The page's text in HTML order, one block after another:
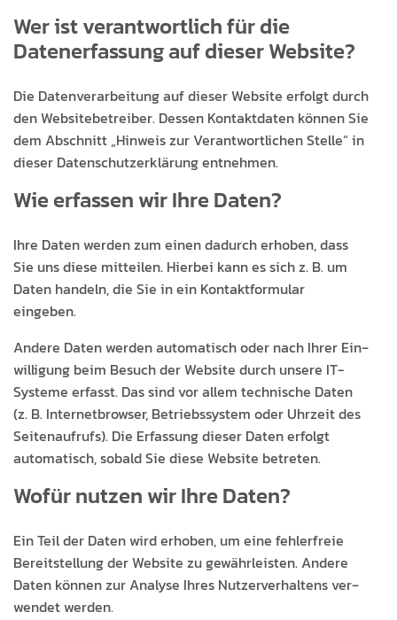
Wer ist verantwortlich für die
Datenerfassung auf dieser Website?
Die Daten­ver­ar­beitung auf dieser Web­site erfol­gt durch
den Web­site­be­treiber. Dessen Kon­tak­t­dat­en kön­nen Sie
dem Abschnitt „Hin­weis zur Ver­ant­wortlichen Stelle“ in
dieser Daten­schutzerk­lärung entnehmen.
Wie erfassen wir Ihre Daten?
Ihre Dat­en wer­den zum einen dadurch erhoben, dass
Sie uns diese mit­teilen. Hier­bei kann es sich z. B. um
Dat­en han­deln, die Sie in ein Kon­tak­t­for­mu­lar
eingeben.
Andere Dat­en wer­den automa­tisch oder nach Ihrer Ein­
willi­gung beim Besuch der Web­site durch unsere IT-
Sys­teme erfasst. Das sind vor allem tech­nis­che Dat­en
(z. B. Inter­net­brows­er, Betrieb­ssys­tem oder Uhrzeit des
Seit­e­naufrufs). Die Erfas­sung dieser Dat­en erfol­gt
automa­tisch, sobald Sie diese Web­site betreten.
Wofür nutzen wir Ihre Daten?
Ein Teil der Dat­en wird erhoben, um eine fehler­freie
Bere­it­stel­lung der Web­site zu gewährleis­ten. Andere
Dat­en kön­nen zur Analyse Ihres Nutzerver­hal­tens ver­
wen­det werden.